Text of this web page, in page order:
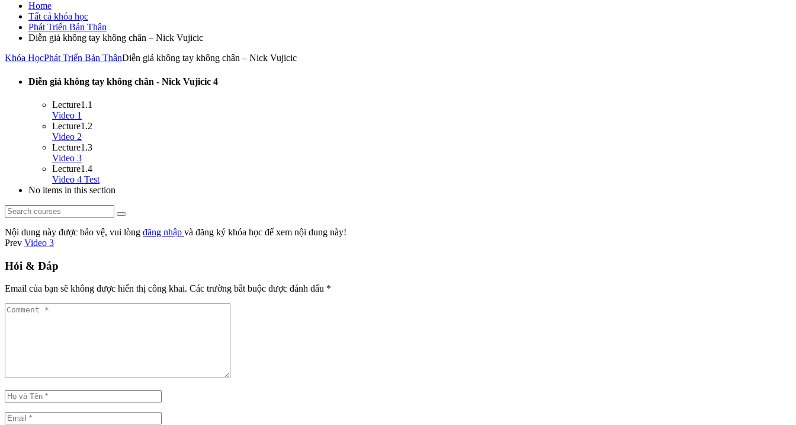
Home
Tất cả khóa học
Phát Triển Bản Thân
Diễn giả không tay không chân – Nick Vujicic
Khóa HọcPhát Triển Bản ThânDiễn giả không tay không chân – Nick Vujicic
Diễn giả không tay không chân - Nick Vujicic 4
Lecture1.1
Video 1
Lecture1.2
Video 2
Lecture1.3
Video 3
Lecture1.4
Video 4 Test
No items in this section
Nội dung này được bảo vệ, vui lòng đăng nhập và đăng ký khóa học để xem nội dung này!
Prev Video 3
Hỏi & Đáp
Email của bạn sẽ không được hiển thị công khai. Các trường bắt buộc được đánh dấu *